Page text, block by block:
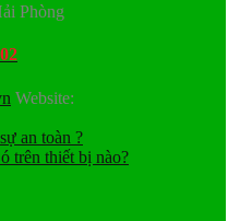
Phòng
Website:
an toàn ?
trên thiết bị nào?